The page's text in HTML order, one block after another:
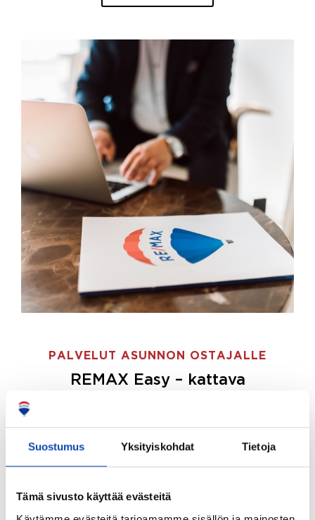
Suostumus Yksityiskohdat Tietoja
Tämä sivusto käyttää evästeitä
PALVELUT ASUNNON OSTAJALLE
REMAX Easy – kattava
ostajille.
Tee ostotoimeksianto ja etsimme juuri